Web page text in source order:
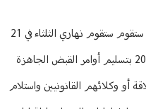
- أمانة السجل العقاري في كسروان وجبيل ستقوم ستقوم نهاري الثلثاء في 21
كانون الثاني والاربعاء في 22 كانون الثاني 2025 بتسليم أوامر القبض الجاهزة
أو وكلائهم القانونيين واستلام